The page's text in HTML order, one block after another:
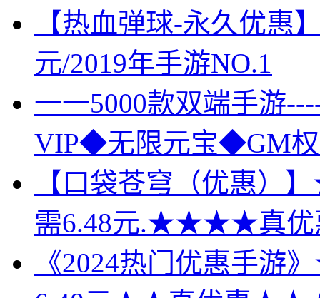
【热血弹球-永久优惠
元/2019年手游NO.1
一一5000款双端手游
VIP◆无限元宝◆GM
【口袋苍穹（优惠）
需6.48元.★★★★真
《2024热门优惠手游